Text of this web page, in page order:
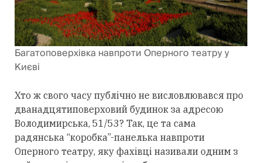
Багатоповерхівка навпроти Оперного театру у
Києві
Хто ж свого часу публічно не висловлювався про
дванадцятиповерховий будинок за адресою
Володимирська, 51/53? Так, це та сама
радянська “коробка”-панелька навпроти
Оперного театру, яку фахівці називали одним з